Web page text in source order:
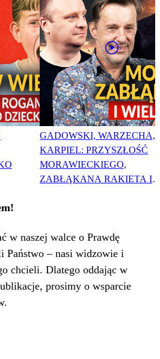
GADOWSKI, WARZECHA,
KARPIEL: PRZYSZŁOŚĆ
MORAWIECKIEGO,
ZABŁĄKANA RAKIETA I
w naszej walce o Prawdę
Państwo – nasi widzowie i
chcieli. Dlatego oddając w
prosimy o wsparcie